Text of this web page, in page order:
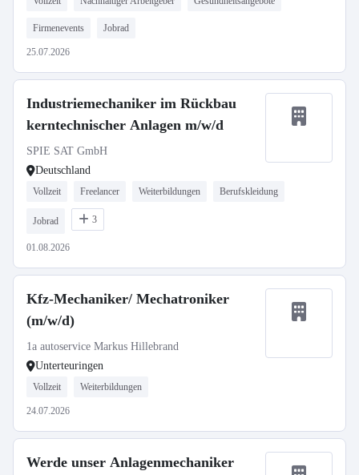
Firmenevents Jobrad
25.07.2026
Industriemechaniker im Rückbau
kerntechnischer Anlagen m/w/d
SPIE SAT GmbH
Deutschland
Vollzeit Freelancer Weiterbildungen Berufskleidung
Jobrad 3
01.08.2026
Kfz-Mechaniker/ Mechatroniker
(m/w/d)
1a autoservice Markus Hillebrand
Unterteuringen
Vollzeit Weiterbildungen
24.07.2026
Werde unser Anlagenmechaniker